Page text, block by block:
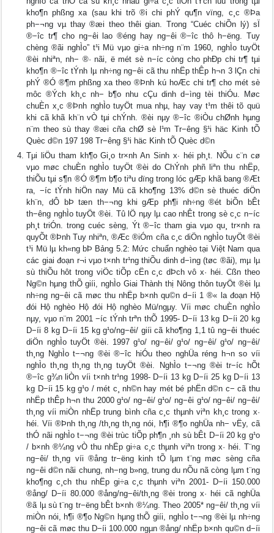
kho¶n phßng xa (sau khi trõ ®i chi phÝ qu¶n vïng, c¸c ®Þa
ph−¬ng vµ thay ®æi theo thêi gian. Trong “Cuéc chiÕn lý) sÏ
®−îc tr¶ cho ng−êi lao ®éng hay ng−êi ®−îc thô h−ëng. Tuy
chèng ®ãi nghÌo” t¹i Mü vµo gi÷a nh÷ng n¨m 1960, nghÌo tuyÖt
®èi nhiªn, nh− ®· nãi, ë mét sè n−íc còng cho phÐp chi tr¶ tµi
kho¶n ®−îc tÝnh lµ nh÷ng ng−êi cã thu nhËp thÊp h¬n 3 lÇn chi
phÝ ®Ó ®¶m phßng xa theo ®Þnh kú hoÆc chi tr¶ cho mét sè
môc ®Ých kh¸c nh− b¶o nhu cÇu dinh d−ìng tèi thiÓu. Møc
chuÈn x¸c ®Þnh nghÌo tuyÖt mua nhµ, hay vay t¹m thêi tõ quü
khi cã khã kh¨n vÒ tµi chÝnh. ®èi nµy ®−îc ®iÒu chØnh hµng
n¨m theo sù thay ®æi cña chØ sè l¹m Tr−êng §¹i häc Kinh tÕ
Quèc d©n 197 198 Tr−êng §¹i häc Kinh tÕ Quèc d©n
Tμi liÖu tham kh¶o Gi¸o tr×nh An Sinh x∙ héi ph¸t. NÕu c¨n cø
vµo møc chuÈn nghÌo tuyÖt ®èi do ChÝnh phñ liªn thu nhËp,
thiÕu tµi s¶n ®Ó ®¶m b¶o tiªu dïng trong lóc gÆp khã bang ®Æt
ra, −íc tÝnh hiÖn nay Mü cã kho¶ng 13% d©n sè thuéc diÖn
kh¨n, dÔ bÞ tæn th−¬ng khi gÆp ph¶i nh÷ng ®ét biÕn bÊt
th−êng nghÌo tuyÖt ®èi. Tû lÖ nµy lµ cao nhÊt trong sè c¸c n−íc
ph¸t triÓn. trong cuéc sèng, Ýt ®−îc tham gia vµo qu¸ tr×nh ra
quyÕt ®Þnh Tuy nhiªn, ®Æc ®iÓm cña c¸c diÖn nghÌo tuyÖt ®èi
t¹i Mü lµ kh«ng bÞ Bảng 5.2: Mức chuẩn nghèo tại Việt Nam qua
các giai đoạn r¬i vµo t×nh tr¹ng thiÕu dinh d−ìng (tøc ®ãi), mµ lµ
sù thiÕu hôt trong viÖc tiÕp cËn c¸c dÞch vô x· héi. Cßn theo
Ng©n hµng thÕ giíi, nghÌo Giai Thành thị Nông thôn tuyÖt ®èi lµ
nh÷ng ng−êi cã møc thu nhËp b×nh qu©n d−íi 1 ®« la đoạn Hộ
đói Hộ nghèo Hộ đói Hộ nghèo Mü/ngµy. Víi møc chuÈn nghÌo
nµy, vµo n¨m 2001 −íc tÝnh trªn thÕ 1995- D−íi 13 kg D−íi 20 kg
D−íi 8 kg D−íi 15 kg g¹o/ng−êi/ giíi cã kho¶ng 1,1 tû ng−êi thuéc
diÖn nghÌo tuyÖt ®èi. 1997 g¹o/ ng−êi/ g¹o/ ng−êi/ g¹o/ ng−êi/
th¸ng NghÌo t−¬ng ®èi ®−îc hiÓu theo nghÜa réng h¬n so víi
nghÌo th¸ng th¸ng th¸ng tuyÖt ®èi. NghÌo t−¬ng ®èi tr−íc hÕt
®−îc g¾n liÒn víi t×nh tr¹ng 1998- D−íi 13 kg D−íi 25 kg D−íi 13
kg D−íi 15 kg g¹o / mét c¸ nh©n hay mét bé phËn d©n c− cã thu
nhËp thÊp h¬n thu 2000 g¹o/ ng−êi/ g¹o/ ng−êi g¹o/ ng−êi/ ng−êi/
th¸ng víi miÒn nhËp trung bình cña c¸c thµnh viªn kh¸c trong x·
héi. Víi ®Þnh th¸ng /th¸ng th¸ng nói, h¶i ®¶o nghÜa nh− vËy, cã
thÓ nãi nghÌo t−¬ng ®èi trùc tiÕp ph¶n ¸nh sù bÊt D−íi 20 kg g¹o
/ b×nh ®¼ng vÒ thu nhËp gi÷a c¸c thµnh viªn trong x· héi. T¨ng
ng−êi/ th¸ng víi ®ång tr−ëng kinh tÕ lµm t¨ng møc sèng cña
ng−êi d©n nãi chung, nh−ng b»ng, trung du nÕu nã còng lµm t¨ng
kho¶ng c¸ch thu nhËp gi÷a c¸c thµnh viªn 2001- D−íi 150.000
®ång/ D−íi 80.000 ®ång/ng−êi/th¸ng ®èi trong x· héi cã nghÜa
®ã lµ sù t¨ng tr−ëng bÊt b×nh ®¼ng. Theo 2005* ng−êi/ th¸ng víi
miÒn nói, h¶i ®¶o Ng©n hµng thÕ giíi, nghÌo t−¬ng ®èi lµ nh÷ng
ng−êi cã møc thu D−íi 100.000 ngµn ®ång/ nhËp b×nh qu©n d−íi